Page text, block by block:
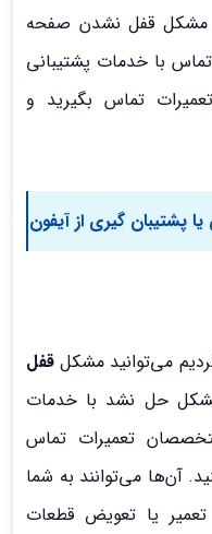
مشکل قفل نشدن صفحه
با خدمات پشتیبانی
تماس بگیرید و
پشتیبان گیری از آیفون
می‌توانید مشکلقفل
حل نشد با خدمات
تعمیرات تماس
آن‌ها می‌توانند به شما
تعمیر یا تعویض قطعات